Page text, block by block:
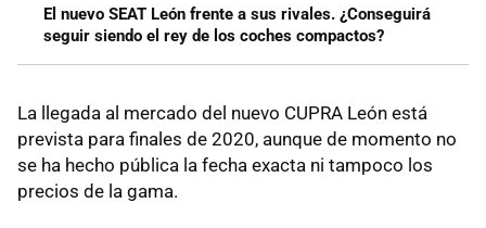
El nuevo SEAT León frente a sus rivales. ¿Conseguirá
seguir siendo el rey de los coches compactos?
La llegada al mercado del nuevo CUPRA León está
prevista para finales de 2020, aunque de momento no
se ha hecho pública la fecha exacta ni tampoco los
precios de la gama.